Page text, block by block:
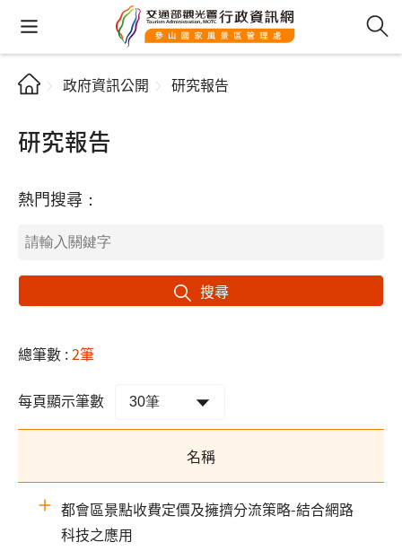
政府資訊公開 研究報告
研究報告
熱門搜尋：
搜尋
總筆數 :2筆
每頁顯示筆數
名稱
都會區景點收費定價及擁擠分流策略-結合網路
科技之應用